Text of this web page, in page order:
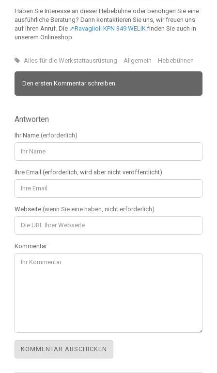
Haben Sie Interesse an dieser Hebebühne oder benötigen Sie eine
ausführliche Beratung? Dann kontaktieren Sie uns, wir freuen uns
auf Ihren Anruf. Die ➚Ravaglioli KPN 349 WELIKfinden Sie auch in
unserem Onlineshop.
Alles für die Werkstattausrüstung Allgemein Hebebühnen
Den ersten Kommentar schreiben.
Antworten
Ihr Name (erforderlich)
Ihre Email (erforderlich, wird aber nicht veröffentlicht)
Webseite (wenn Sie eine haben, nicht erforderlich)
Kommentar